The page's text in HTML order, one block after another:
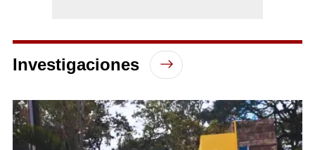
Investigaciones